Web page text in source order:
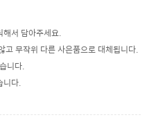
서 담아주세요.
무작위 다른 사은품으로 대체됩니다.
니다.
다.